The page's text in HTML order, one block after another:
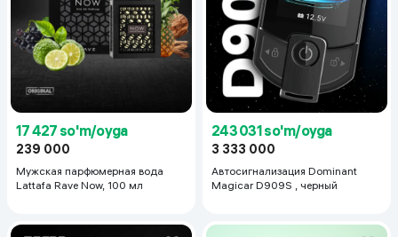
17 427 so'm/oyga
239 000
Мужская парфюмерная вода
Lattafa Rave Now, 100 мл
243 031 so'm/oyga
3 333 000
Автосигнализация Dominant
Magicar D909S , черный